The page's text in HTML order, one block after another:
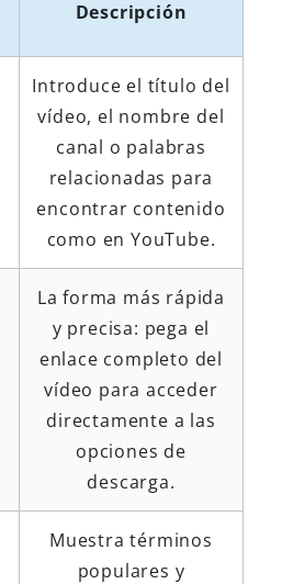
Descripción
Introduce el título del
vídeo, el nombre del
canal o palabras
relacionadas para
encontrar contenido
como en YouTube.
La forma más rápida
y precisa: pega el
enlace completo del
vídeo para acceder
directamente a las
opciones de
descarga.
Muestra términos
populares y